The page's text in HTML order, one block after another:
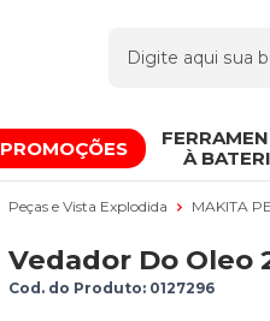
PROMOÇÕES
À
Peças e Vista Explodida MAKITA
Vedador Do Oleo
Cod. do Produto: 0127296